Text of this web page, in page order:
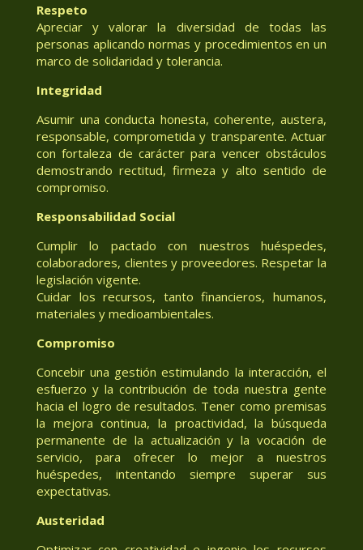
Respeto
Apreciar y valorar la diversidad de todas las
personas aplicando normas y procedimientos en un
marco de solidaridad y tolerancia.
Integridad
Asumir una conducta honesta, coherente, austera,
responsable, comprometida y transparente. Actuar
con fortaleza de carácter para vencer obstáculos
demostrando rectitud, firmeza y alto sentido de
compromiso.
Responsabilidad Social
Cumplir lo pactado con nuestros huéspedes,
colaboradores, clientes y proveedores. Respetar la
legislación vigente.
Cuidar los recursos, tanto financieros, humanos,
materiales y medioambientales.
Compromiso
Concebir una gestión estimulando la interacción, el
esfuerzo y la contribución de toda nuestra gente
hacia el logro de resultados. Tener como premisas
la mejora continua, la proactividad, la búsqueda
permanente de la actualización y la vocación de
servicio, para ofrecer lo mejor a nuestros
huéspedes, intentando siempre superar sus
expectativas.
Austeridad